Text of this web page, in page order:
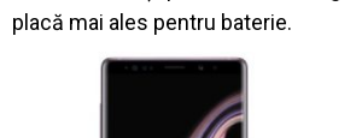
placă mai ales pentru baterie.